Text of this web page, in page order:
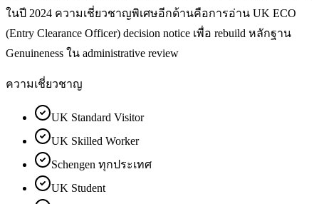
ในปี 2024 ความเชี่ยวชาญพิเศษอีกด้านคือการอ่าน UK ECO
(Entry Clearance Officer) decision notice เพื่อ rebuild หลักฐาน
Genuineness ใน administrative review
ความเชี่ยวชาญ
UK Standard Visitor
UK Skilled Worker
Schengen ทุกประเทศ
UK Student